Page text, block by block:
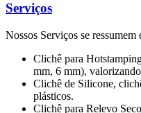
Serviços
Nossos Serviços se ressumem
Clichê para
mm, 6 mm),
Clichê de Silicone,
plásticos.
Clichê para Relevo